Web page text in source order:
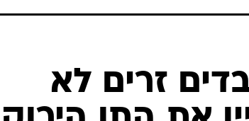
חדשות
המייל האדום
זרים לא